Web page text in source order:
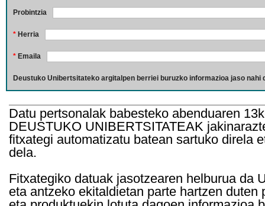
Probintzia
* Herria
* Emaila
Deustuko Unibertsitateko argitalpen berriei buruzko informazioa jaso nahi
Datu pertsonalak babesteko abenduaren
DEUSTUKO UNIBERTSITATEAK
fitxategi automatizatu batean sartuko direla
dela.
Fitxategiko datuak jasotzearen helburua da
eta antzeko ekitaldietan parte hartzen